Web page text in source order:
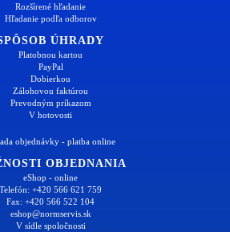
Rozšírené hľadanie
Hľadanie podľa odborov
ÚHRADY
Platobnou kartou
PayPal
Dobierkou
Zálohovou faktúrou
Prevodným príkazom
V hotovosti
objednávky - platba online
OBJEDNANIA
eShop - online
Telefón: +420 566 621 759
Fax: +420 566 522 104
eshop@normservis.sk
V sídle spoločnosti